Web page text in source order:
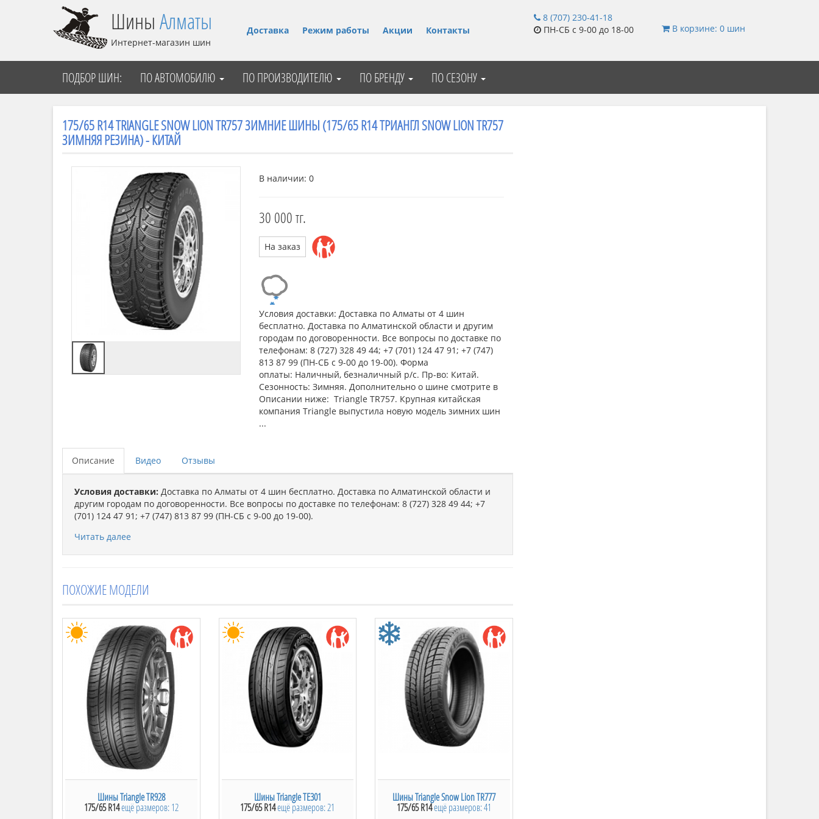
Шины Алматы
Интернет-магазин шин
Доставка Режим работы Акции Контакты
8 (707) 230-41-18
ПН-СБ с 9-00 до 18-00
В корзине: 0 шин
ПОДБОР ШИН: ПО АВТОМОБИЛЮ ПО ПРОИЗВОДИТЕЛЮ ПО БРЕНДУ ПО СЕЗОНУ
175/65 R14 TRIANGLE SNOW LION TR757 ЗИМНИЕ ШИНЫ (175/65 R14 ТРИАНГЛ SNOW LION TR757
ЗИМНЯЯ РЕЗИНА) - КИТАЙ
В наличии: 0
30 000 тг.
На заказ
Условия доставки: Доставка по Алматы от 4 шин
бесплатно. Доставка по Алматинской области и другим
городам по договоренности. Все вопросы по доставке по
телефонам: 8 (727) 328 49 44; +7 (701) 124 47 91; +7 (747)
813 87 99 (ПН-СБ с 9-00 до 19-00). Форма
оплаты: Наличный, безналичный р/c. Пр-во: Китай.
Сезонность: Зимняя. Дополнительно о шине смотрите в
Описании ниже: Triangle TR757. Крупная китайская
компания Triangle выпустила новую модель зимних шин
...
Описание Видео Отзывы
Условия доставки: Доставка по Алматы от 4 шин бесплатно. Доставка по Алматинской области и
другим городам по договоренности. Все вопросы по доставке по телефонам: 8 (727) 328 49 44; +7
(701) 124 47 91; +7 (747) 813 87 99 (ПН-СБ с 9-00 до 19-00).
Форма оплаты:
Пр-во:Китай.
Дополнительно о шине смотрите в Описании ниже:
TR757. Предназначена зимняя модель для легковых автомобилей и относится к ряду шипуемых
резин. Рассчитана шина Triangle TR757 для эксплуатации на всех типах зимних условий.
Использование шипов позволяет передвигаться на заледенелых дорогах, способствуя хорошей
фиксации и улучшенному сцеплению. Пользуется огромным спросом в регионах с жесткими
условиями зимы, предгорных районах и долинах. Рисунок протектора Triangle TR757 отличается
интересным дизайном, и имеет направление. Направленные канавки способствуют более
тщательному выносу снега, слякоти и воды из пятна контакта. Оптимизированное расположение
блоков протектора способствует курсовой устойчивости Triangle TR757 и предотвращает от
бокового заноса. Меньший уровень шума был получен благодаря широким продольным канавкам,
что соответствует многим мировым стандартам. В Алматы зимние шины Triangle TR757 пользуются
спросом благодаря наличию шипов, так как в горные районы сложно ездить без шипов. В нашем
интернет-магазине вы найдете интересующие вас размеры. SHINY-ALMATY.KZ
Читать далее
ПОХОЖИЕ МОДЕЛИ
Шины Triangle TR928
175/65 R14ещё размеров: 12
Шины Triangle TE301
175/65 R14ещё размеров: 21
Шины Triangle Snow Lion TR777
175/65 R14ещё размеров: 41